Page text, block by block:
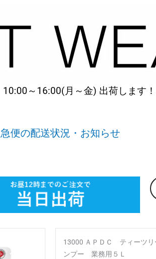
～16:00(月～金) 出荷します
便の配送状況・お知らせ
13000 ＡＰＤＣ ティーツリ
ンプー 業務用５Ｌ